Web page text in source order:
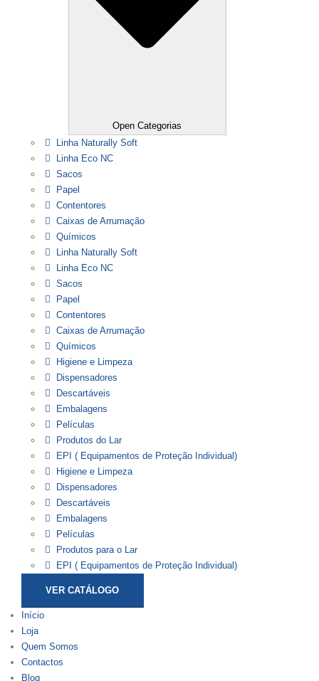
Open Categorias
Linha Naturally Soft
Linha Eco NC
Sacos
Papel
Contentores
Caixas de Arrumação
Químicos
Linha Naturally Soft
Linha Eco NC
Sacos
Papel
Contentores
Caixas de Arrumação
Químicos
Higiene e Limpeza
Dispensadores
Descartáveis
Embalagens
Películas
Produtos do Lar
EPI ( Equipamentos de Proteção Individual)
Higiene e Limpeza
Dispensadores
Descartáveis
Embalagens
Películas
Produtos para o Lar
EPI ( Equipamentos de Proteção Individual)
VER CATÁLOGO
Início
Loja
Quem Somos
Contactos
Blog